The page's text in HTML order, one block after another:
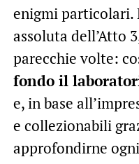
enigmi particolari.
assoluta dell’Atto
parecchie volte:
fondo il
e, in base
e collezionabili
approfondirne